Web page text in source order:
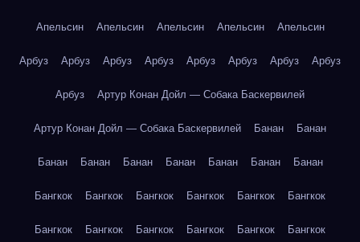
Апельсин Апельсин Апельсин Апельсин Апельсин
Арбуз Арбуз Арбуз Арбуз Арбуз Арбуз Арбуз Арбуз
Арбуз Артур Конан Дойл — Собака Баскервилей
Артур Конан Дойл — Собака Баскервилей Банан Банан
Банан Банан Банан Банан Банан Банан Банан
Бангкок Бангкок Бангкок Бангкок Бангкок Бангкок
Бангкок Бангкок Бангкок Бангкок Бангкок Бангкок